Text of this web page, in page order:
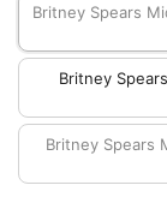
Britney Spears
Britney
Britney Spears